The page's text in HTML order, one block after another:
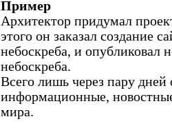
Пример
Архитектор придумал
этого он заказал создание
небоскреба, и опубликовал
небоскреба.
Всего лишь через пару дней
информационные,
мира.